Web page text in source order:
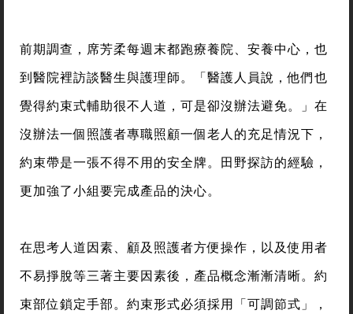
前期調查，席芳柔每週末都跑療養院、安養中心，也
到醫院裡訪談醫生與護理師。「醫護人員說，他們也
覺得約束式輔助很不人道，可是卻沒辦法避免。」在
沒辦法一個照護者專職照顧一個老人的充足情況下，
約束帶是一張不得不用的安全牌。田野探訪的經驗，
更加強了小組要完成產品的決心。
在思考人道因素、顧及照護者方便操作，以及使用者
不易掙脫等三著主要因素後，產品概念漸漸清晰。約
束部位鎖定手部。約束形式必須採用「可調節式」，